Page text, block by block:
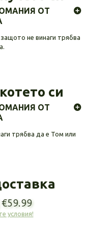
ОТ
не винаги трябва
си
ОТ
трябва да е Том или
условия!